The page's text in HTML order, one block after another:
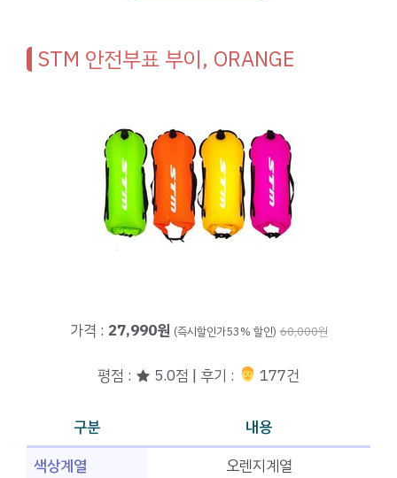
STM 안전부표 부이, ORANGE
가격 : 27,990원 (즉시할인가53% 할인) 60,000원
평점 : ★ 5.0점 | 후기 : ‍‍ 177건
구분
내용
색상계열
오렌지계열